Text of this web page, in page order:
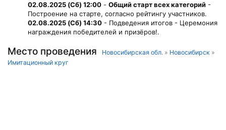
02.08.2025 (Сб) 12:00 - Общий старт всех категорий -
Построение на старте, согласно рейтингу участников.
02.08.2025 (Сб) 14:30 - Подведения итогов - Церемония
награждения победителей и призёров!.
Место проведения Новосибирская обл. » Новосибирск »
Имитационный круг